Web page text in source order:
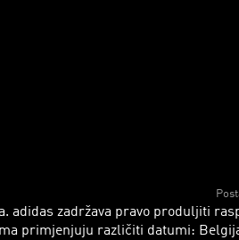
adidas zadržava pravo produljiti
primjenjuju različiti datumi: